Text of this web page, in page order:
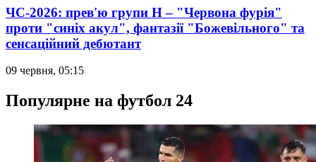
ЧС-2026: прев'ю групи Н – "Червона фурія"
проти "синіх акул", фантазії "Божевільного" та
сенсаційний дебютант
09 червня, 05:15
Популярне на футбол 24